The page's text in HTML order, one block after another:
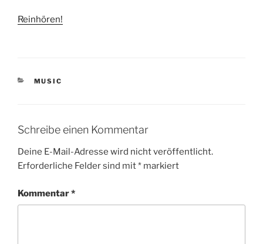
Reinhören!
KATEGORIEN
MUSIC
Schreibe einen Kommentar
Deine E-Mail-Adresse wird nicht veröffentlicht.
Erforderliche Felder sind mit* markiert
Kommentar*